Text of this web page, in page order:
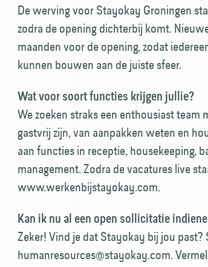
De werving voor Stayokay Groningen
zodra de opening dichterbij komt.
maanden voor de opening, zodat
kunnen bouwen aan de juiste sfeer.
Wat voor soort functies krijgen jullie?
We zoeken straks een enthousiast
gastvrij zijn, van aanpakken weten en
aan functies in receptie, housekeeping,
management. Zodra de vacatures live
www.werkenbijstayokay.com.
Kan ik nu al een open sollicitatie
Zeker! Vind je dat Stayokay bij jou
humanresources@stayokay.com.